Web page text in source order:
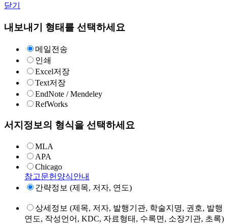
닫기
내보내기 형태를 선택하세요
메일전송
인쇄
Excel저장
Text저장
EndNote / Mendeley
RefWorks
서지정보의 형식을 선택하세요
MLA
APA
Chicago
참고문헌양식안내
간략정보 (제목, 저자, 연도)
상세정보 (제목, 저자, 발행기관, 학술지명, 권호, 발행
연도, 작성언어, KDC, 자료형태, 수록면, 소장기관, 초록)